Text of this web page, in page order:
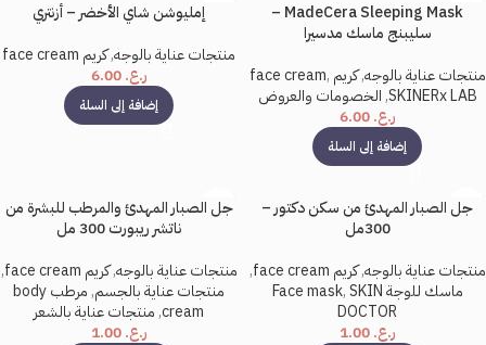
MadeCera Sleeping Mask –
سليبنج ماسك مدسيرا
منتجات عناية بالوجه,كريم face cream ,
SKINERx LAB
, الخصومات والعروض
ر.ع.6.00
إضافة إلى السلة
إمليوشن شاي الأخضر – أزنتري
منتجات عناية بالوجه,كريم face cream
ر.ع.6.00
إضافة إلى السلة
جل الصبار المهدئ من سكن دكتور –
300مل
منتجات عناية بالوجه,كريم face cream
,
ماسك للوجة Face mask
,SKIN
DOCTOR
ر.ع.1.00
جل الصبار المهدئ والمرطب للبشرة من
ناتشر ريبورت 300 مل
منتجات عناية بالوجه,كريم face cream
,
منتجات عناية بالجسم,
مرطب body
cream
, منتجات عناية بالشعر
ر.ع.1.00